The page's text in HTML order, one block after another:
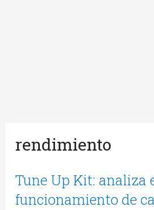
rendimiento
Tune Up Kit: analiza
funcionamiento de